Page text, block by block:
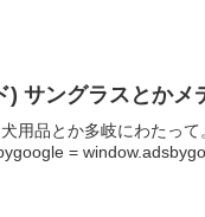
サングラスとかメ
用品とか多岐にわたっ
=